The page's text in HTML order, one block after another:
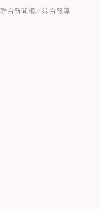
聯合新聞網／綜合報導